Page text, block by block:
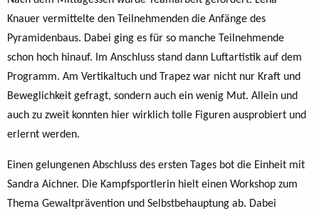
Knauer vermittelte den Teilnehmenden die Anfänge des
Pyramidenbaus. Dabei ging es für so manche Teilnehmende
schon hoch hinauf. Im Anschluss stand dann Luftartistik auf dem
Programm. Am Vertikaltuch und Trapez war nicht nur Kraft und
Beweglichkeit gefragt, sondern auch ein wenig Mut. Allein und
auch zu zweit konnten hier wirklich tolle Figuren ausprobiert und
erlernt werden.
Einen gelungenen Abschluss des ersten Tages bot die Einheit mit
Sandra Aichner. Die Kampfsportlerin hielt einen Workshop zum
Thema Gewaltprävention und Selbstbehauptung ab. Dabei